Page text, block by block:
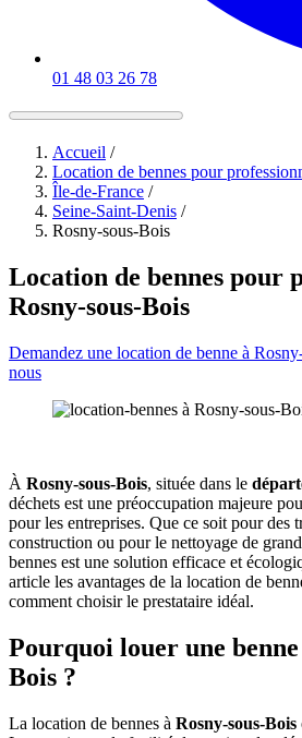
01 48 03 26 78
Accueil /
Location de bennes pour
Île-de-France /
Seine-Saint-Denis /
Rosny-sous-Bois
Location de bennes pour
Rosny-sous-Bois
Demandez une location de benne à
nous
À Rosny-sous-Bois, située dans le
déchets est une préoccupation majeure
pour les entreprises. Que ce soit pour des
construction ou pour le nettoyage de
bennes est une solution efficace et
article les avantages de la location de
comment choisir le prestataire idéal.
Pourquoi louer une benne
Bois ?
La location de bennes à Rosny-sous-Bois